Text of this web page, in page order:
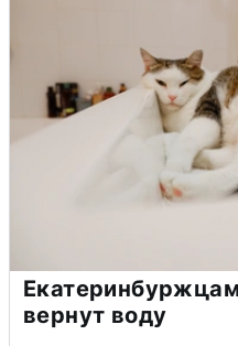
вернут воду